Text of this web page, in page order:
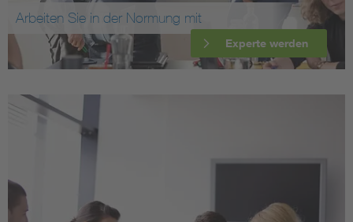
Arbeiten Sie in der Normung mit
Experte werden